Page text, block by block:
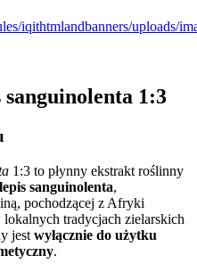
1:3
1:3 to płynny ekstrakt roślinny
sanguinolenta,
pochodzącej z Afryki
tradycjach zielarskich
jest wyłącznie do użytku
.